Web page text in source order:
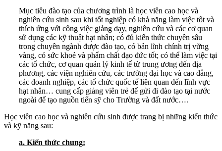
Mục tiêu đào tạo của chương trình là học viên cao học và
nghiên cứu sinh sau khi tốt nghiệp có khả năng làm việc tốt và
thích ứng với công việc giảng dạy, nghiên cứu và các cơ quan
sử dụng các kỹ thuật hạt nhân; có đủ kiến thức chuyên sâu
trong chuyên ngành được đào tạo, có bản lĩnh chính trị vững
vàng, có sức khoẻ và phẩm chất đạo đức tốt; có thể làm việc tại
các tổ chức, cơ quan quản lý kinh tế từ trung ương đến địa
phương, các viện nghiên cứu, các trường đại học và cao đẳng,
các doanh nghiệp, các tổ chức quốc tế liên quan đến lĩnh vực
hạt nhân… cung cấp giảng viên trẻ để gửi đi đào tạo tại nước
ngoài để tạo nguồn tiến sỹ cho Trường và đất nước….
Học viên cao học và nghiên cứu sinh được trang bị những kiến thức
và kỹ năng sau:
a. Kiến thức chung: